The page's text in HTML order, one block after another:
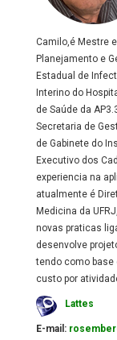
Camilo,é Mestre
Planejamento e
Estadual de
Interino do
de Saúde da
Secretaria de
de Gabinete do
Executivo dos
experiencia na
atualmente é
Medicina da
novas praticas
desenvolve
tendo como base
custo por
Lattes
E-mail: